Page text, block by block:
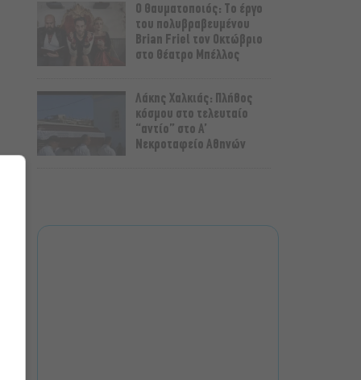
Ο Θαυματοποιός: Το έργο
του πολυβραβευμένου
Brian Friel τον Οκτώβριο
στο Θέατρο Μπέλλος
Λάκης Χαλκιάς: Πλήθος
κόσμου στο τελευταίο
“αντίο” στο Α’
Νεκροταφείο Αθηνών